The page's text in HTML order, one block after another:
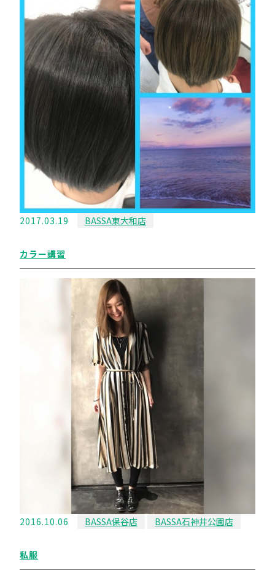
2017.03.19 BASSA東大和店
カラー講習
2016.10.06 BASSA保谷店 BASSA石神井公園店
私服